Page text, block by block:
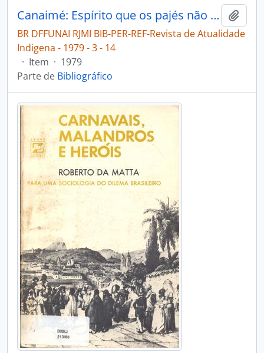
Canaimé: Espírito que os pajés não podem dominar [Revista de Atualidade Indigena]
BR DFFUNAI RJMI BIB-PER-REF-Revista de Atualidade
Indigena - 1979 - 3 - 14
· Item · 1979
Parte de Bibliográfico